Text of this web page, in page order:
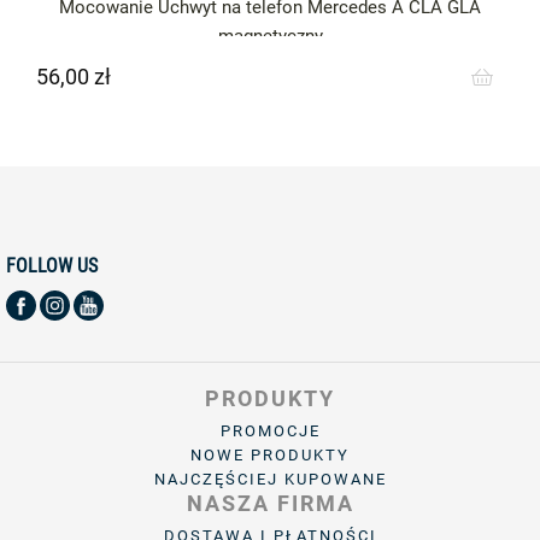
Mocowanie Uchwyt na telefon Mercedes A CLA GLA
magnetyczny
Cena
56,00 zł
FOLLOW US
PRODUKTY
PROMOCJE
NOWE PRODUKTY
NAJCZĘŚCIEJ KUPOWANE
NASZA FIRMA
DOSTAWA I PŁATNOŚCI